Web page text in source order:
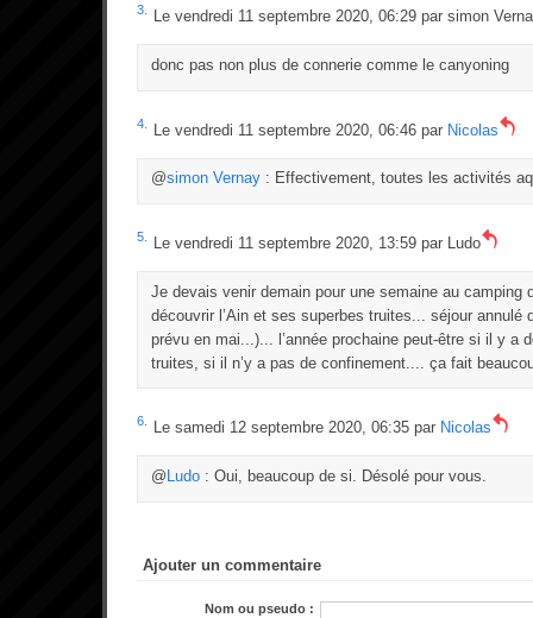
3. Le vendredi 11 septembre 2020, 06:29 par simon
donc pas non plus de connerie comme le canyoning
4. Le vendredi 11 septembre 2020, 06:46 par Nicolas
@simon Vernay: Effectivement, toutes les activités
5. Le vendredi 11 septembre 2020, 13:59 par Ludo
Je devais venir demain pour une semaine au camping
découvrir l’Ain et ses superbes truites... séjour annulé
prévu en mai...)... l’année prochaine peut-être si il y a
truites, si il n’y a pas de confinement.... ça fait
6. Le samedi 12 septembre 2020, 06:35 par Nicolas
@ Ludo: Oui, beaucoup de si. Désolé pour vous.
Ajouter un commentaire
Nom ou pseudo :